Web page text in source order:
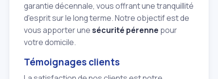
garantie décennale, vous offrant une tranquillité
d'esprit sur le long terme. Notre objectif est de
vous apporter unesécurité pérenne pour
votre domicile.
Témoignages clients